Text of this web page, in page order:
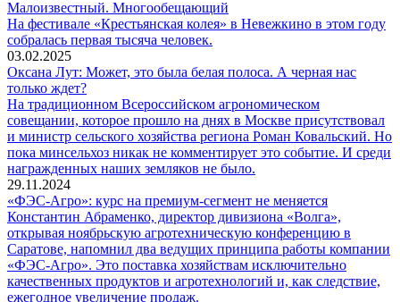
Малоизвестный. Многообещающий
На фестивале «Крестьянская колея» в Невежкино в этом году
собралась первая тысяча человек.
03.02.2025
Оксана Лут: Может, это была белая полоса. А черная нас
только ждет?
На традиционном Всероссийском агрономическом
совещании, которое прошло на днях в Москве присутствовал
и министр сельского хозяйства региона Роман Ковальский. Но
пока минсельхоз никак не комментирует это событие. И среди
награжденных наших земляков не было.
29.11.2024
«ФЭС-Агро»: курс на премиум-сегмент не меняется
Константин Абраменко, директор дивизиона «Волга»,
открывая ноябрьскую агротехническую конференцию в
Саратове, напомнил два ведущих принципа работы компании
«ФЭС-Агро». Это поставка хозяйствам исключительно
качественных продуктов и агротехнологий и, как следствие,
ежегодное увеличение продаж.